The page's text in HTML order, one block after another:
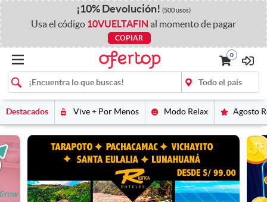
¡10%Devolución! (500 usos)
Usa el código 10VUELTAFIN al momento de pagar
COPIAR
0
Destacados Vive + Por Menos Modo Relax Agosto